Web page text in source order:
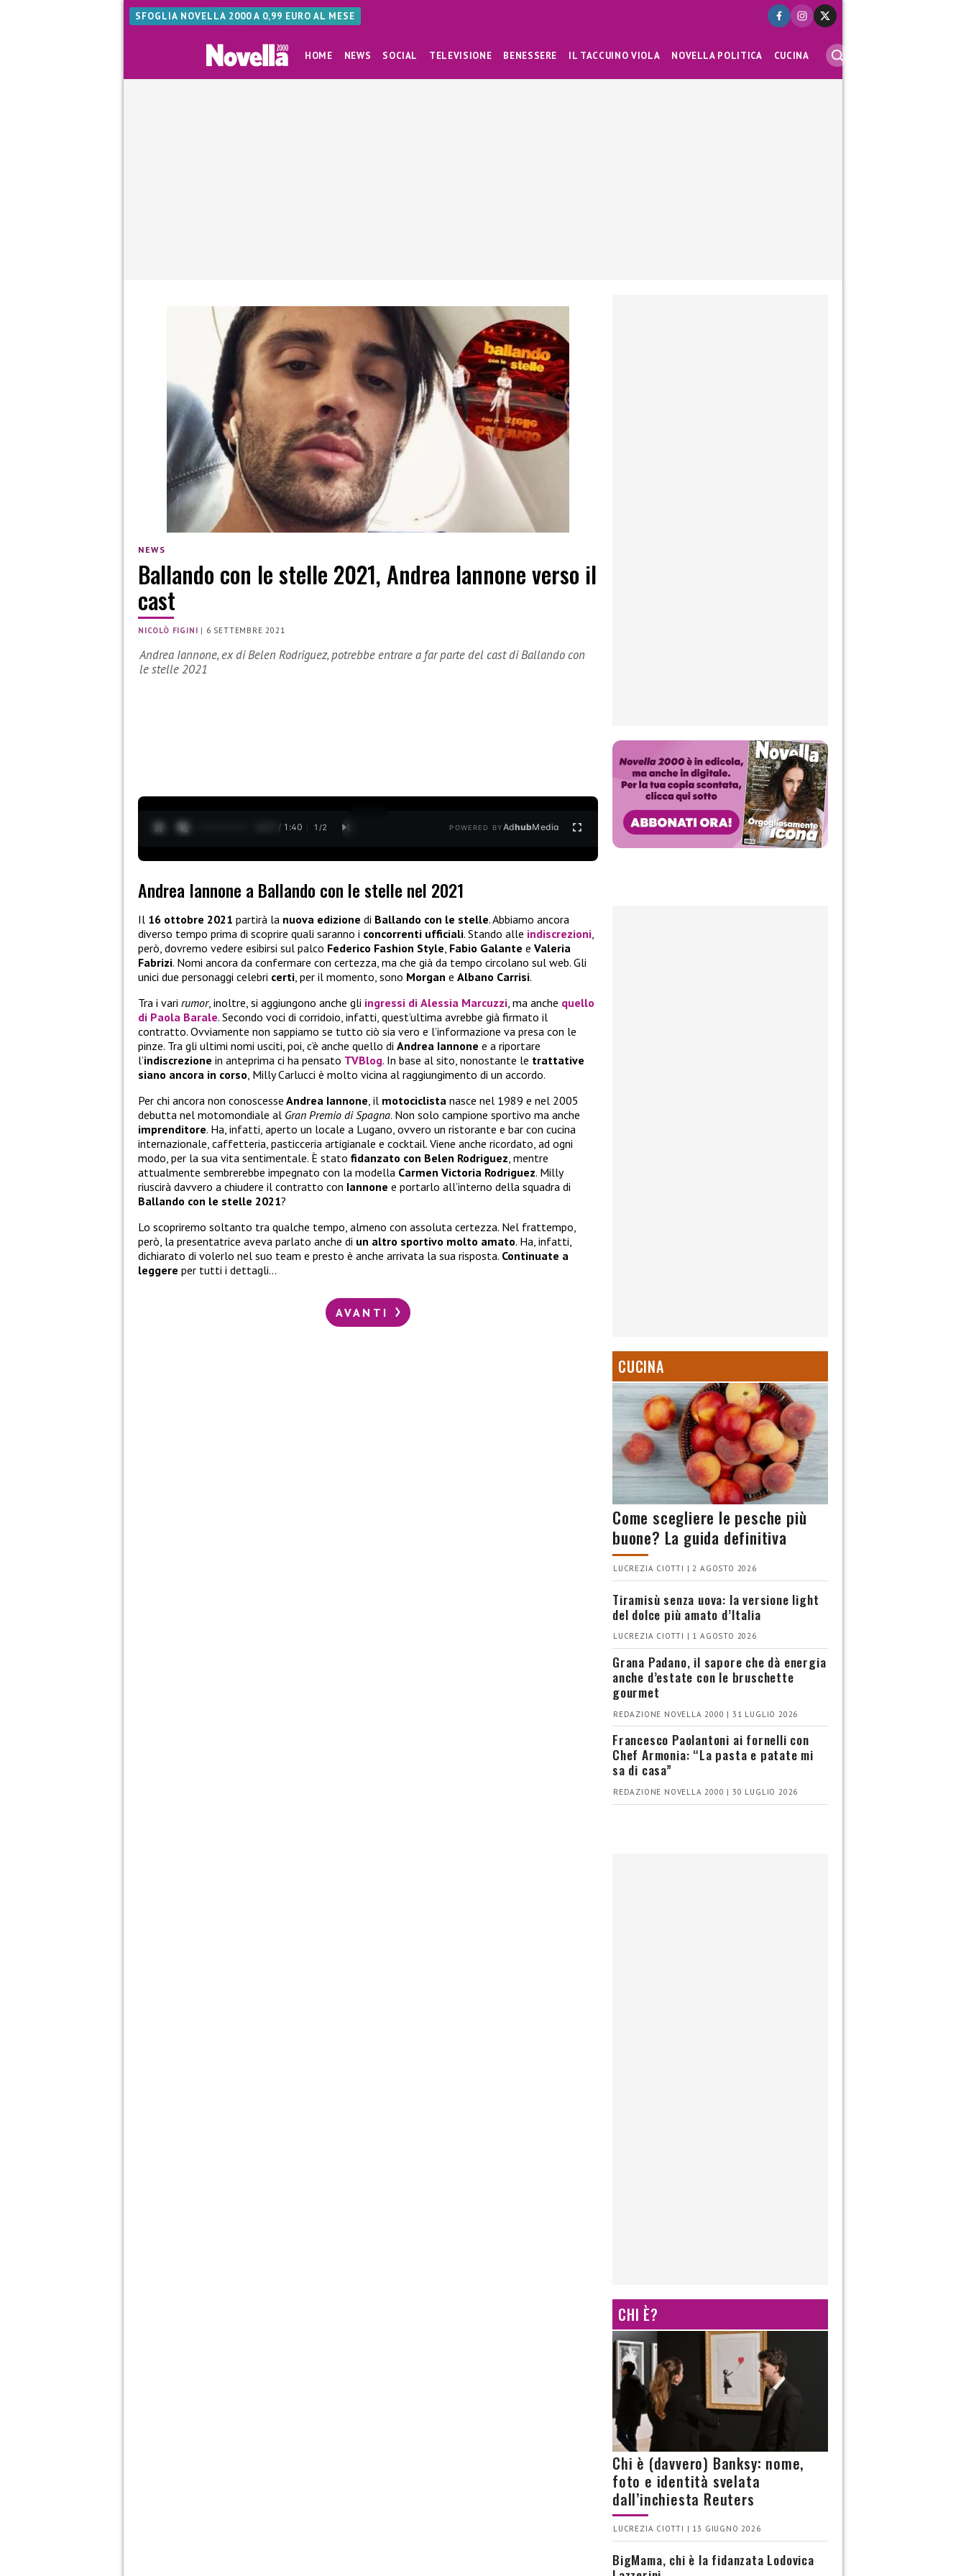
SFOGLIA NOVELLA 2000 A 0,99 EURO AL MESE
HOME NEWS SOCIAL TELEVISIONE BENESSERE IL TACCUINO VIOLA NOVELLA POLITICA CUCINA
NEWS
Ballando con le stelle 2021, Andrea Iannone verso il
cast
NICOLÒ FIGINI | 6 SETTEMBRE 2021
Andrea Iannone, ex di Belen Rodriguez, potrebbe entrare a far parte del cast di Ballando con
le stelle 2021
0:28 / 1:40 1 /2 POWERED BYAdhubMedia
Andrea Iannone a Ballando con le stelle nel 2021
Il 16 ottobre 2021 partirà la nuova edizione di Ballando con le stelle. Abbiamo ancora
diverso tempo prima di scoprire quali saranno i concorrenti ufficiali. Stando alle indiscrezioni,
però, dovremo vedere esibirsi sul palco Federico Fashion Style, Fabio Galante e Valeria
Fabrizi. Nomi ancora da confermare con certezza, ma che già da tempo circolano sul web. Gli
unici due personaggi celebri certi, per il momento, sono Morgan e Albano Carrisi.
Tra i vari rumor, inoltre, si aggiungono anche gli ingressi di Alessia Marcuzzi, ma anche quello
di Paola Barale. Secondo voci di corridoio, infatti, quest’ultima avrebbe già firmato il
contratto. Ovviamente non sappiamo se tutto ciò sia vero e l’informazione va presa con le
pinze. Tra gli ultimi nomi usciti, poi, c’è anche quello di Andrea Iannone e a riportare
l’indiscrezione in anteprima ci ha pensato TVBlog. In base al sito, nonostante le trattative
siano ancora in corso, Milly Carlucci è molto vicina al raggiungimento di un accordo.
Per chi ancora non conoscesse Andrea Iannone, il motociclista nasce nel 1989 e nel 2005
debutta nel motomondiale al Gran Premio di Spagna. Non solo campione sportivo ma anche
imprenditore. Ha, infatti, aperto un locale a Lugano, ovvero un ristorante e bar con cucina
internazionale, caffetteria, pasticceria artigianale e cocktail. Viene anche ricordato, ad ogni
modo, per la sua vita sentimentale. È stato fidanzato con Belen Rodriguez, mentre
attualmente sembrerebbe impegnato con la modella Carmen Victoria Rodriguez. Milly
riuscirà davvero a chiudere il contratto con Iannone e portarlo all’interno della squadra di
Ballando con le stelle 2021?
Lo scopriremo soltanto tra qualche tempo, almeno con assoluta certezza. Nel frattempo,
però, la presentatrice aveva parlato anche di un altro sportivo molto amato. Ha, infatti,
dichiarato di volerlo nel suo team e presto è anche arrivata la sua risposta. Continuate a
leggere per tutti i dettagli…
AVANTI
CUCINA
Come scegliere le pesche più
buone? La guida definitiva
LUCREZIA CIOTTI | 2 AGOSTO 2026
Tiramisù senza uova: la versione light
del dolce più amato d’Italia
LUCREZIA CIOTTI | 1 AGOSTO 2026
Grana Padano, il sapore che dà energia
anche d’estate con le bruschette
gourmet
REDAZIONE NOVELLA 2000 | 31 LUGLIO 2026
Francesco Paolantoni ai fornelli con
Chef Armonia: “La pasta e patate mi
sa di casa”
REDAZIONE NOVELLA 2000 | 30 LUGLIO 2026
CHI È?
Chi è (davvero) Banksy: nome,
foto e identità svelata
dall’inchiesta Reuters
LUCREZIA CIOTTI | 13 GIUGNO 2026
BigMama, chi è la fidanzata Lodovica